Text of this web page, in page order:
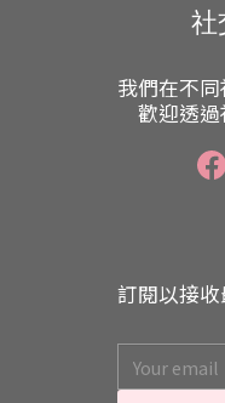
我們在不
歡迎透
訂閱以接